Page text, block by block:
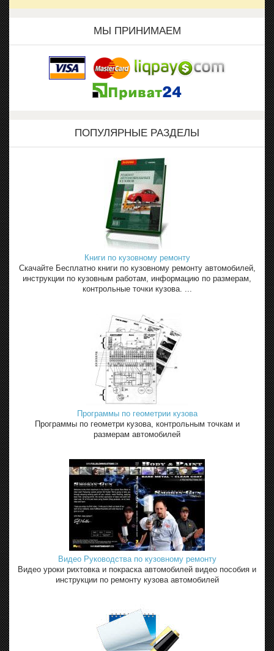
МЫ ПРИНИМАЕМ
ПОПУЛЯРНЫЕ РАЗДЕЛЫ
Книги по кузовному ремонту
Скачайте Бесплатно книги по кузовному ремонту автомобилей,
инструкции по кузовным работам, информацию по размерам,
контрольные точки кузова. ...
Программы по геометрии кузова
Программы по геометри кузова, контрольным точкам и
размерам автомобилей
Видео Руководства по кузовному ремонту
Видео уроки рихтовка и покраска автомобилей видео пособия и
инструкции по ремонту кузова автомобилей